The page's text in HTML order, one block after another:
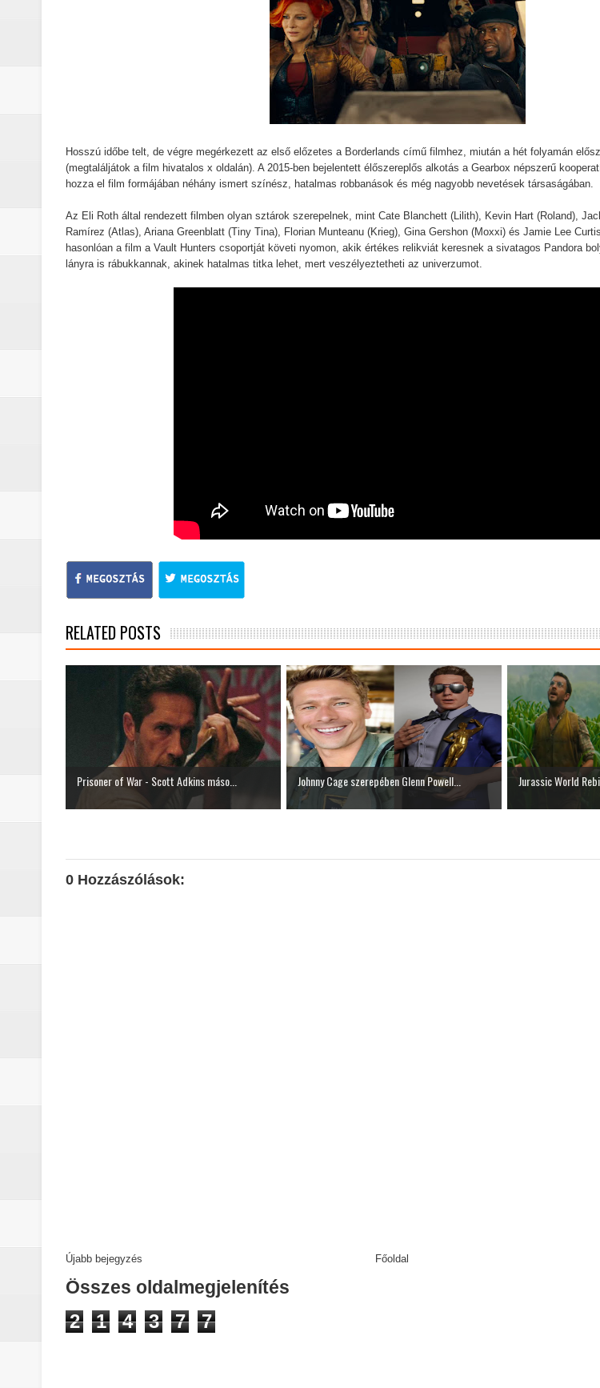
Életem legjobb száma (2026) - Kritika
A leleplezés napja (2026) - Kritika
Marshals: A Dutton család legsötétebb titka kiderült – és most már Pete
Gonosz halott : Az ébredés (2023) - Kritika
A Yellowstone hiányzó darabja: Sheridan végre megmutatja a gyász valódi
Jogászok döntötték el Monica Dutton sorsát? Meglepő részletek a
Michael (2026) - Kritika
A lila fátyol: Rejtélyek könyve – A végjáték
A Lila Fátyol: Rejtélyek Könyve, avagy mi lenne, ha a Netflix fantasy dráma
A rejtélyek könyve: egy valós, rejtjeles történet, amit csak néhány
Boromir halála a Gyűrűk Ura-saga egyik legnagyobb megváltástörténete
Hosszú időbe telt, de végre megérkezett az első előzetes a Borderlands című filmhez, miután a hét folyamán
(megtaláljátok a film hivatalos x oldalán). A 2015-ben bejelentett élőszereplős alkotás a Gearbox népszerű
hozza el film formájában néhány ismert színész, hatalmas robbanások és még nagyobb nevetések társaságában.
Az Eli Roth által rendezett filmben olyan sztárok szerepelnek, mint Cate Blanchett (Lilith), Kevin Hart (Roland),
Ramírez (Atlas), Ariana Greenblatt (Tiny Tina), Florian Munteanu (Krieg), Gina Gershon (Moxxi) és Jamie Lee
hasonlóan a film a Vault Hunters csoportját követi nyomon, akik értékes relikviát keresnek a sivatagos Pandora
lányra is rábukkannak, akinek hatalmas titka lehet, mert veszélyeztetheti az univerzumot.
RELATED POSTS
Prisoner of War - Scott Adkins máso... Johnny Cage szerepében Glenn Powell... Jurassic World
0 Hozzászólások:
Újabb bejegyzés Főoldal
Összes oldalmegjelenítés
2 1 4 3 7 7